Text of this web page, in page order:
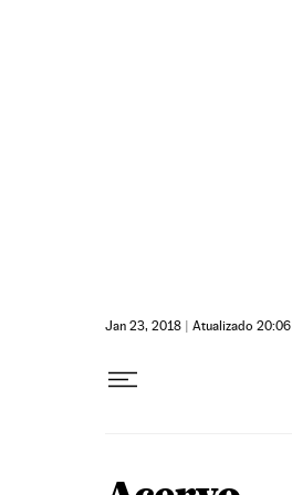
Jan 23, 2018 | Atualizado 20:06